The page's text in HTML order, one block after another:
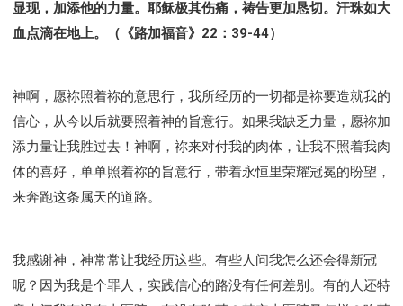
显现，加添他的力量。耶稣极其伤痛，祷告更加恳切。汗珠如大
血点滴在地上。（《路加福音》22：39-44）
神啊，愿祢照着祢的意思行，我所经历的一切都是祢要造就我的
信心，从今以后就要照着神的旨意行。如果我缺乏力量，愿祢加
添力量让我胜过去！神啊，祢来对付我的肉体，让我不照着我肉
体的喜好，单单照着祢的旨意行，带着永恒里荣耀冠冕的盼望，
来奔跑这条属天的道路。
我感谢神，神常常让我经历这些。有些人问我怎么还会得新冠
呢？因为我是个罪人，实践信心的路没有任何差别。有的人还特